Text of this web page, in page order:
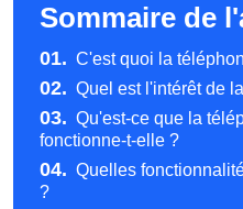
Sommaire de
01. C'est quoi la
02. Quel est l'intérêt de
03. Qu'est-ce que la
fonctionne-t-elle ?
04. Quelles
?